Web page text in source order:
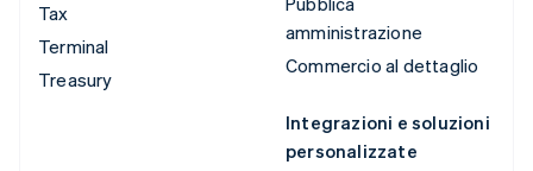
Tax
Terminal
Treasury
amministrazione
Commercio al dettaglio
Integrazioni e soluzioni
personalizzate